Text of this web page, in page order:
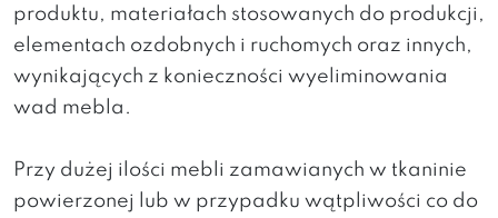
produktu, materiałach stosowanych do produkcji,
elementach ozdobnych i ruchomych oraz innych,
wynikających z konieczności wyeliminowania
wad mebla.
Przy dużej ilości mebli zamawianych w tkaninie
powierzonej lub w przypadku wątpliwości co do